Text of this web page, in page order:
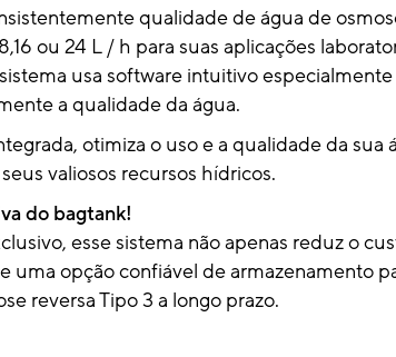
qualidade de água de
ou 24 L / h para suas aplicações
usa software intuitivo especialmente
a qualidade da água.
otimiza o uso e a qualidade da sua
valiosos recursos hídricos.
do bagtank!
esse sistema não apenas reduz o
uma opção confiável de armazenamento
reversa Tipo 3 a longo prazo.